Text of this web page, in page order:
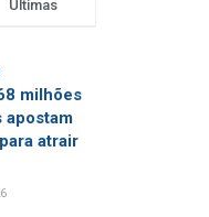
Últimas
milhões
apostam
atrair